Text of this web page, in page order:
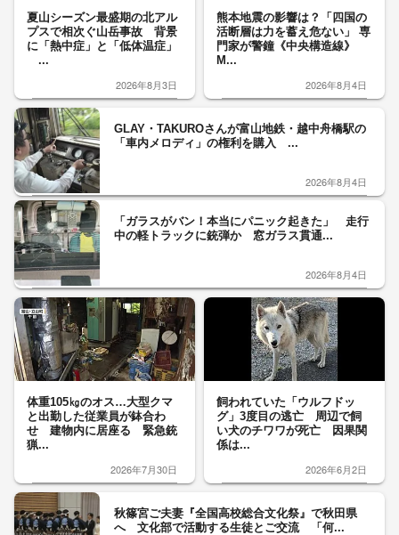
夏山シーズン最盛期の北アル
プスで相次ぐ山岳事故 背景
に「熱中症」と「低体温症」
...
2026年8月3日
熊本地震の影響は？「四国の
活断層は力を蓄え危ない」 専
門家が警鐘《中央構造線》
M...
2026年8月4日
GLAY・TAKUROさんが富山地鉄・越中舟橋駅の
「車内メロディ」の権利を購入 ...
2026年8月4日
「ガラスがバン！本当にパニック起きた」 走行
中の軽トラックに銃弾か 窓ガラス貫通...
2026年8月4日
体重105㎏のオス…大型クマ
と出勤した従業員が鉢合わ
せ 建物内に居座る 緊急銃
猟...
2026年7月30日
飼われていた「ウルフドッ
グ」3度目の逃亡 周辺で飼
い犬のチワワが死亡 因果関
係は...
2026年6月2日
秋篠宮ご夫妻『全国高校総合文化祭』で秋田県
へ 文化部で活動する生徒とご交流 「何...